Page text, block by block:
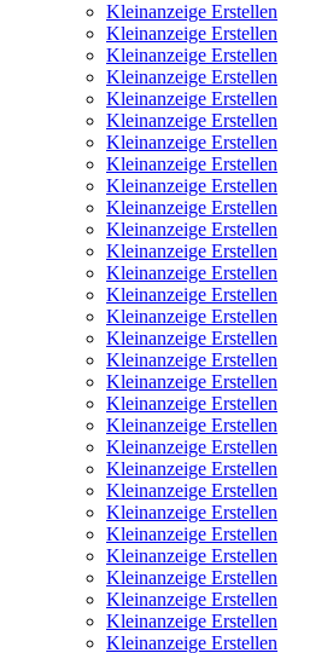
Kleinanzeige Erstellen
Kleinanzeige Erstellen
Kleinanzeige Erstellen
Kleinanzeige Erstellen
Kleinanzeige Erstellen
Kleinanzeige Erstellen
Kleinanzeige Erstellen
Kleinanzeige Erstellen
Kleinanzeige Erstellen
Kleinanzeige Erstellen
Kleinanzeige Erstellen
Kleinanzeige Erstellen
Kleinanzeige Erstellen
Kleinanzeige Erstellen
Kleinanzeige Erstellen
Kleinanzeige Erstellen
Kleinanzeige Erstellen
Kleinanzeige Erstellen
Kleinanzeige Erstellen
Kleinanzeige Erstellen
Kleinanzeige Erstellen
Kleinanzeige Erstellen
Kleinanzeige Erstellen
Kleinanzeige Erstellen
Kleinanzeige Erstellen
Kleinanzeige Erstellen
Kleinanzeige Erstellen
Kleinanzeige Erstellen
Kleinanzeige Erstellen
Kleinanzeige Erstellen